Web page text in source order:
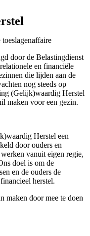
door de Belastingdienst
en financiële
die lijden aan de
nog steeds op
(Gelijk)waardig Herstel
maken voor een gezin.
Herstel een
door ouders en
vanuit eigen regie,
doel is om de
en de ouders de
herstel.
maken door mee te doen